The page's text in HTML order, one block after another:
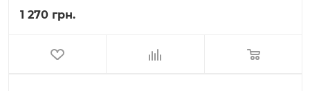
1 270 грн.